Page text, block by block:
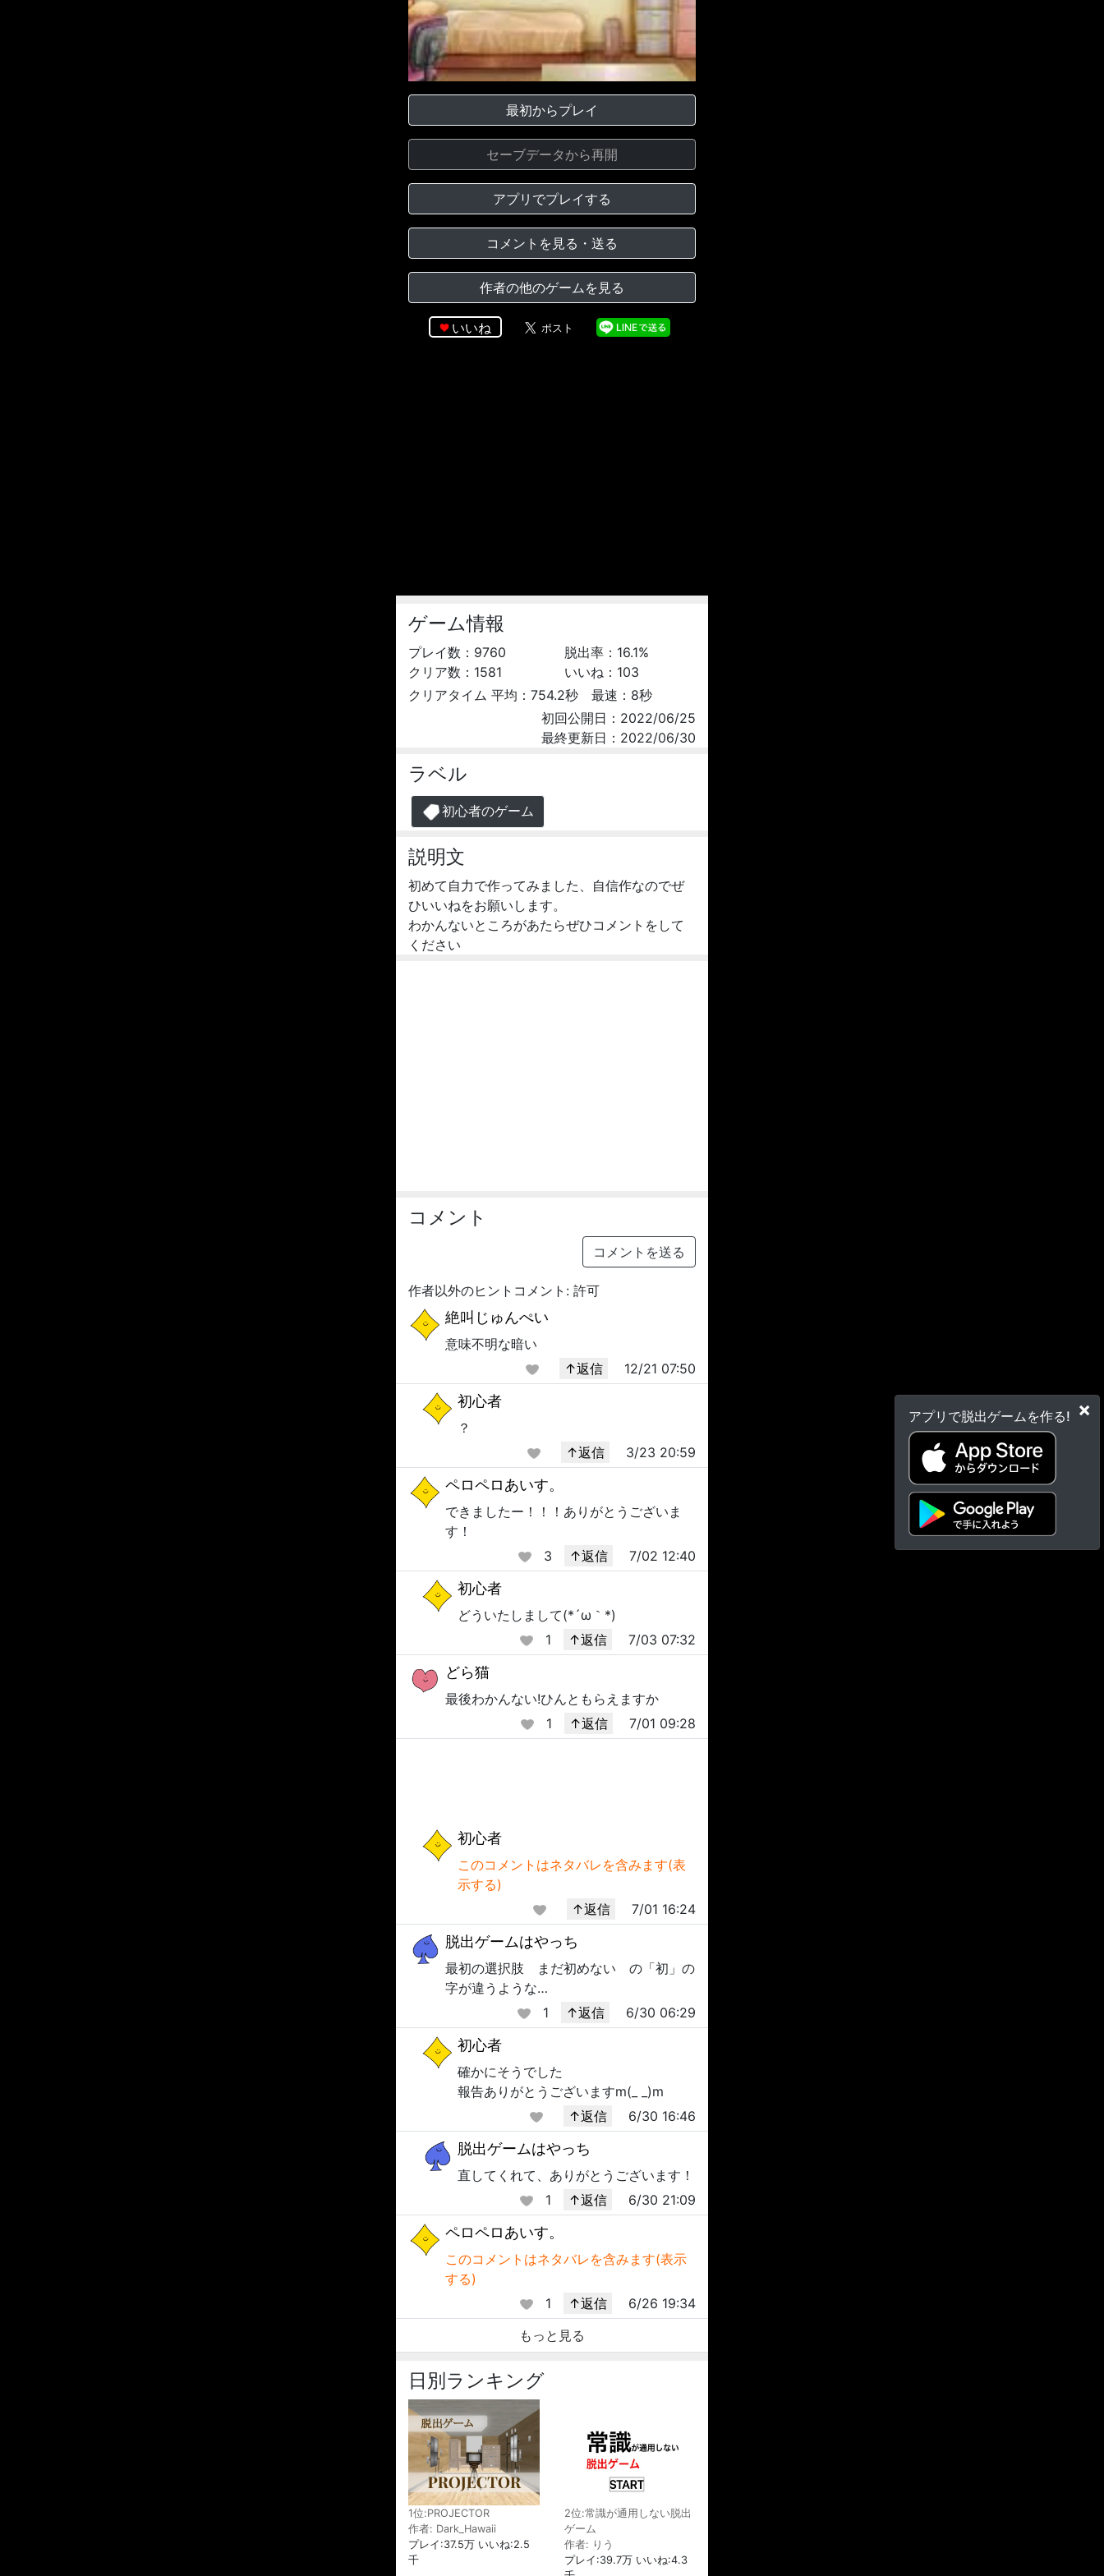
×
アプリで脱出ゲームを作る!
最初からプレイ
セーブデータから再開
アプリでプレイする
コメントを見る・送る
作者の他のゲームを見る
いいね
ゲーム情報
プレイ数： 9760
クリア数： 1581
脱出率： 16.1%
いいね： 103
クリアタイム 平均：754.2秒 最速：8秒
初回公開日：2022/06/25
最終更新日：2022/06/30
ラベル
初心者のゲーム
説明文
初めて自力で作ってみました、自信作なのでぜ
ひいいねをお願いします。
わかんないところがあたらぜひコメントをして
ください
コメント
コメントを送る
作者以外のヒントコメント: 許可
絶叫じゅんぺい
意味不明な暗い
↑返信
12/21 07:50
初心者
？
↑返信
3/23 20:59
ペロペロあいす。
できましたー！！！ありがとうございま
す！
3
↑返信 7/02 12:40
初心者
どういたしまして(*´ω｀*)
1
↑返信 7/03 07:32
どら猫
最後わかんない!ひんともらえますか
1
↑返信 7/01 09:28
初心者
このコメントはネタバレを含みます(表
示する)
↑返信
7/01 16:24
脱出ゲームはやっち
最初の選択肢 まだ初めない の「初」の
字が違うような…
1
↑返信 6/30 06:29
初心者
確かにそうでした
報告ありがとうございますm(_ _)m
↑返信
6/30 16:46
脱出ゲームはやっち
直してくれて、ありがとうございます！
1
↑返信 6/30 21:09
ペロペロあいす。
このコメントはネタバレを含みます(表示
する)
1
↑返信
6/26 19:34
もっと見る
日別ランキング
1位:PROJECTOR
作者: Dark_Hawaii
プレイ:37.5万 いいね:2.5
千
2位:常識が通用しない脱出
ゲーム
作者: りう
プレイ:39.7万 いいね:4.3